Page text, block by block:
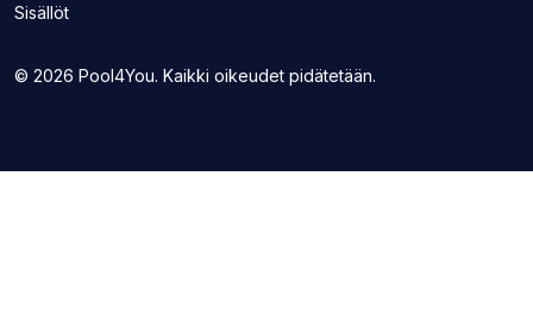
© 2026 Pool4You. Kaikki oikeudet pidätetään.
välilehdelle)
Sisällöt